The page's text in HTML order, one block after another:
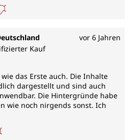
Tipps zur Stärkung des
Rezepte
vor 6 Jahren
von 5 von 5 Sternen
Kauf
das Erste auch. Die Inhalte
dargestellt und sind auch
Die Hintergründe habe
wie noch nirgends sonst. Ich